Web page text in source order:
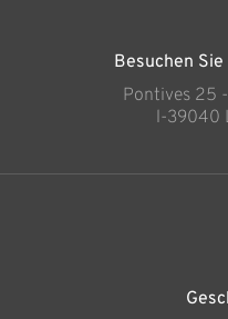
Besuchen
Pontives 25
l-39040